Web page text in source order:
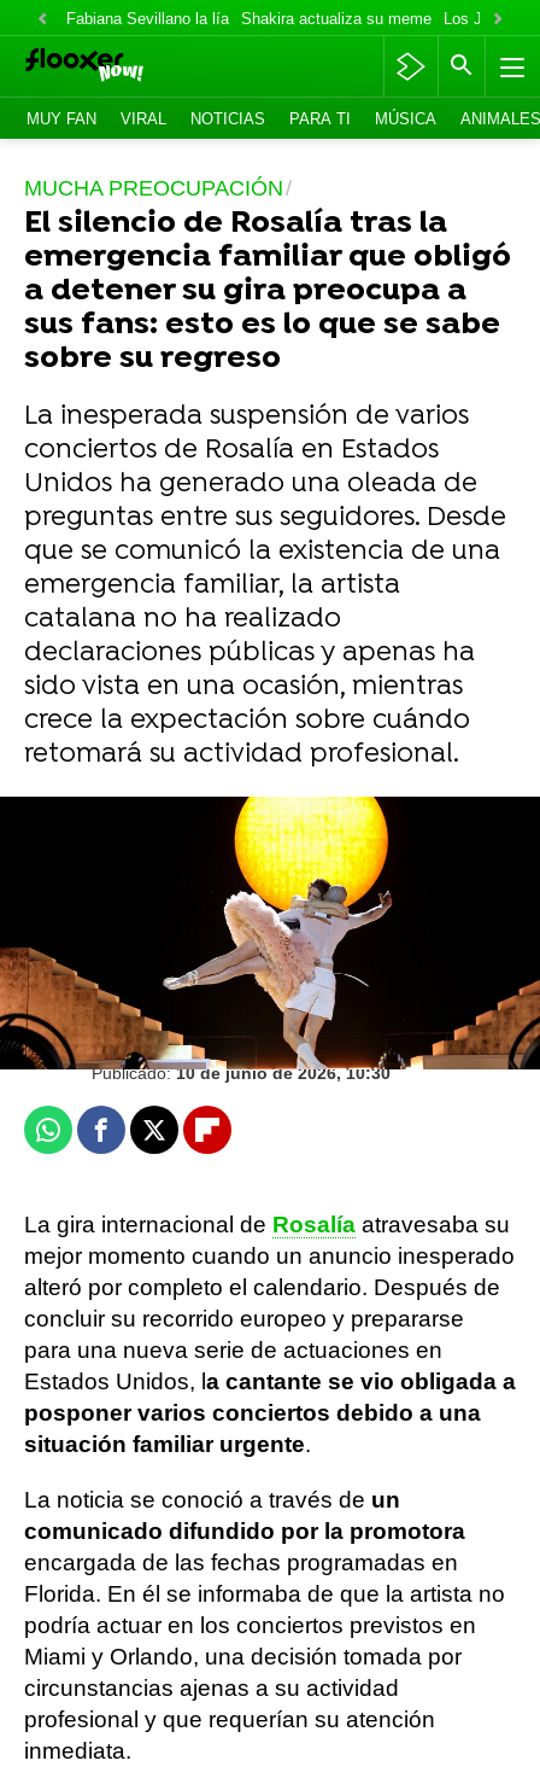
Fabiana Sevillano la lía Shakira actualiza su meme Los Jonas
MUY FAN VIRAL NOTICIAS PARA TI MÚSICA ANIMALES
MUCHA PREOCUPACIÓN
El silencio de Rosalía tras la
emergencia familiar que obligó
a detener su gira preocupa a
sus fans: esto es lo que se sabe
sobre su regreso
La inesperada suspensión de varios
conciertos de Rosalía en Estados
Unidos ha generado una oleada de
preguntas entre sus seguidores. Desde
que se comunicó la existencia de una
emergencia familiar, la artista
catalana no ha realizado
declaraciones públicas y apenas ha
sido vista en una ocasión, mientras
crece la expectación sobre cuándo
retomará su actividad profesional.
Juan Carrasco
Publicado:10 de junio de 2026, 10:30
WhatsappFacebook
X Flipboard
La gira internacional de Rosalía atravesaba su
mejor momento cuando un anuncio inesperado
alteró por completo el calendario. Después de
concluir su recorrido europeo y prepararse
para una nueva serie de actuaciones en
Estados Unidos, l a cantante se vio obligada a
posponer varios conciertos debido a una
situación familiar urgente.
La noticia se conoció a través de un
comunicado difundido por la promotora
encargada de las fechas programadas en
Florida. En él se informaba de que la artista no
podría actuar en los conciertos previstos en
Miami y Orlando, una decisión tomada por
circunstancias ajenas a su actividad
profesional y que requerían su atención
inmediata.